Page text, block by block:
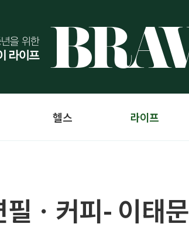
헬스 라이프
ㆍ커피- 이태문